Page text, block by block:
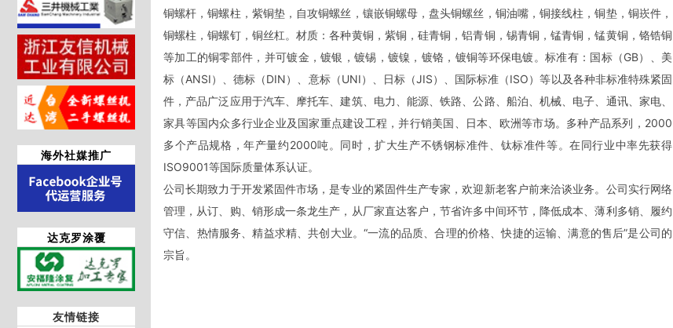
海外社媒推广
达克罗涂覆
友情链接
铜螺杆，铜螺柱，紫铜垫，自攻铜螺丝，镶嵌铜螺母，盘头铜螺丝，铜油嘴，铜接线柱，铜垫，铜崁件，
铜螺柱，铜螺钉，铜丝杠。材质：各种黄铜，紫铜，硅青铜，铝青铜，锡青铜，锰青铜，锰黄铜，铬锆铜
等加工的铜零部件，并可镀金，镀银，镀锡，镀镍，镀铬，镀铜等环保电镀。标准有：国标（GB）、美
标（ANSI）、德标（DIN）、意标（UNI）、日标（JIS）、国际标准（ISO）等以及各种非标准特殊紧固
件，产品广泛应用于汽车、摩托车、建筑、电力、能源、铁路、公路、船泊、机械、电子、通讯、家电、
家具等国内众多行业企业及国家重点建设工程，并行销美国、日本、欧洲等市场。多种产品系列，2000
多个产品规格，年产量约2000吨。同时，扩大生产不锈钢标准件、钛标准件等。在同行业中率先获得
ISO9001等国际质量体系认证。
公司长期致力于开发紧固件市场，是专业的紧固件生产专家，欢迎新老客户前来洽谈业务。公司实行网络
管理，从订、购、销形成一条龙生产，从厂家直达客户，节省许多中间环节，降低成本、薄利多销、履约
守信、热情服务、精益求精、共创大业。“一流的品质、合理的价格、快捷的运输、满意的售后”是公司的
宗旨。